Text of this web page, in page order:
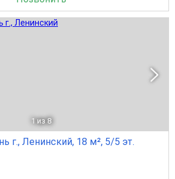
1 из 8
г., Ленинский, 18 м², 5/5 эт.